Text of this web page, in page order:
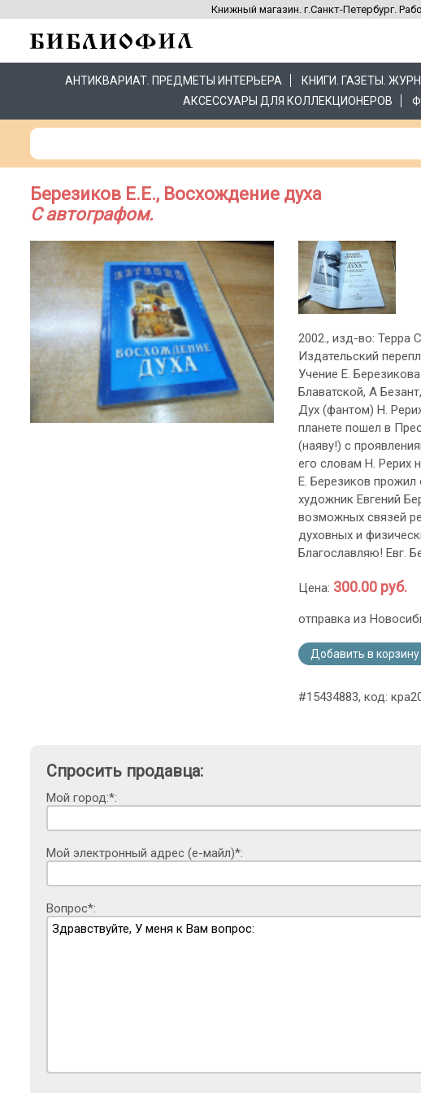
Книжный магазин. г.Санкт-Петербург.
АНТИКВАРИАТ. ПРЕДМЕТЫ ИНТЕРЬЕРА КНИГИ. ГАЗЕТЫ.
АКСЕССУАРЫ ДЛЯ КОЛЛЕКЦИОНЕРОВ
Березиков Е.Е., Восхождение духа
С автографом.
2002., изд-во: Терра
Издательский
Учение Е.
Блаватской, А
Дух (фантом) Н.
планете пошел в
(наяву!) с
его словам Н. Рерих
Е. Березиков прожил
художник Евгений
возможных связей
духовных и
Благославляю! Евг.
Цена: 300.00 руб.
отправка из
Добавить в корзину
#15434883, код:
Спросить продавца:
Мой город:*:
Мой электронный адрес (е-майл)*:
Вопрос*: